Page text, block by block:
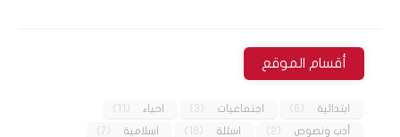
أقسام الموقع
ابتدائية (6) اجتماعيات (3) احياء (11)
أدب ونصوص (2) اسئلة (16) اسلامية (7)